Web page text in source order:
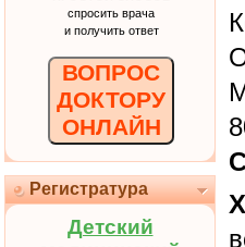
спросить врача
и получить ответ
ВОПРОС
ДОКТОРУ
ОНЛАЙН
Регистратура
Детский